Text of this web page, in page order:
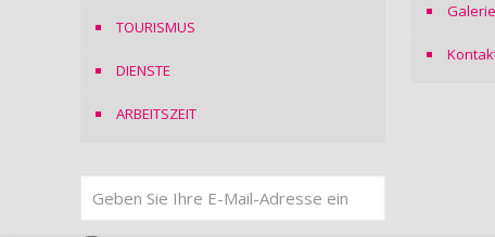
TOURISMUS
DIENSTE
ARBEITSZEIT
Galerie